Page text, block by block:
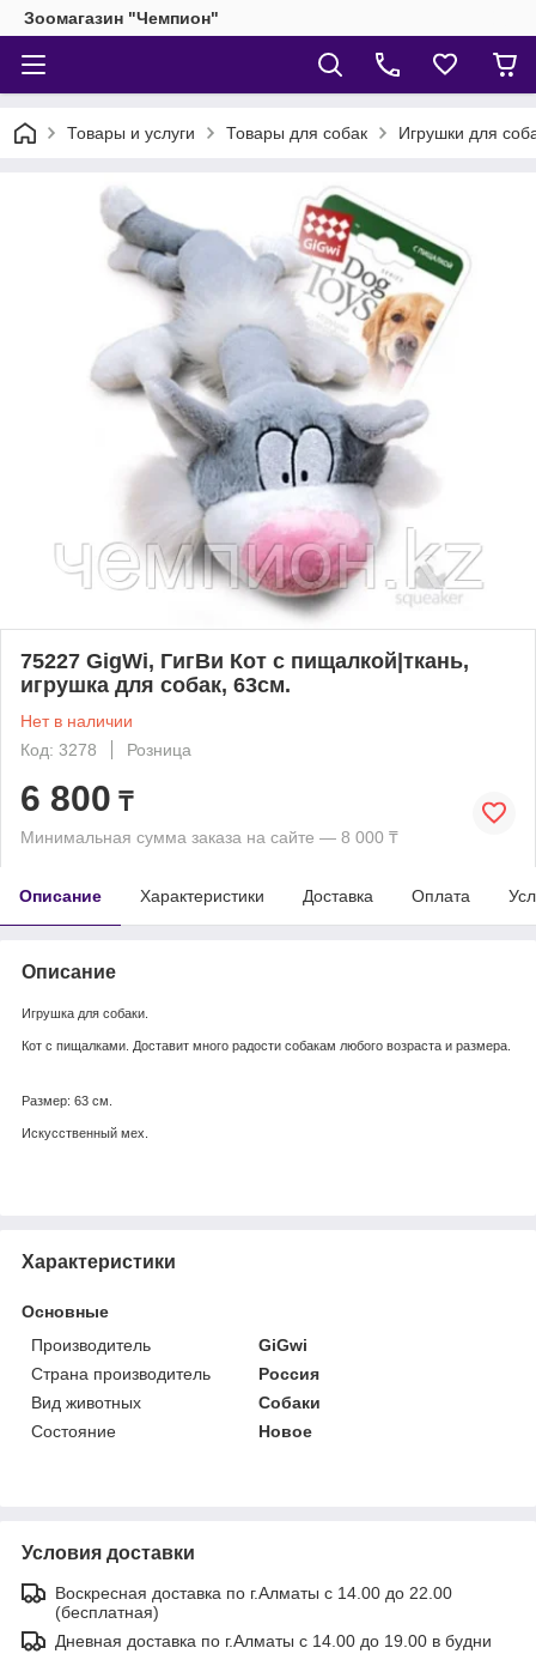
Зоомагазин "Чемпион"
Товары и услуги Товары для собак Игрушки для
75227 GigWi, ГигВи Кот с пищалкой|ткань,
игрушка для собак, 63см.
Нет в наличии
Код: 3278
Розница
6 800 ₸
Минимальная сумма заказа на сайте — 8 000 ₸
Описание Характеристики Доставка Оплата
Описание
Игрушка для собаки.
Кот с пищалками. Доставит много радости собакам любого возраста и размера.
Размер: 63 см.
Искусственный мех.
Характеристики
Основные
Производитель
GiGwi
Страна производитель
Россия
Вид животных
Собаки
Состояние
Новое
Условия доставки
Воскресная доставка по г.Алматы с 14.00 до 22.00
(бесплатная)
Дневная доставка по г.Алматы с 14.00 до 19.00 в будни